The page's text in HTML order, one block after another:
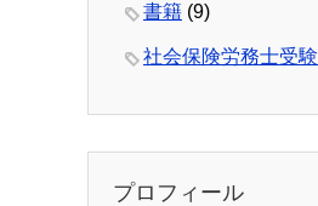
書籍 (9)
社会保険労務士受験
プロフィール